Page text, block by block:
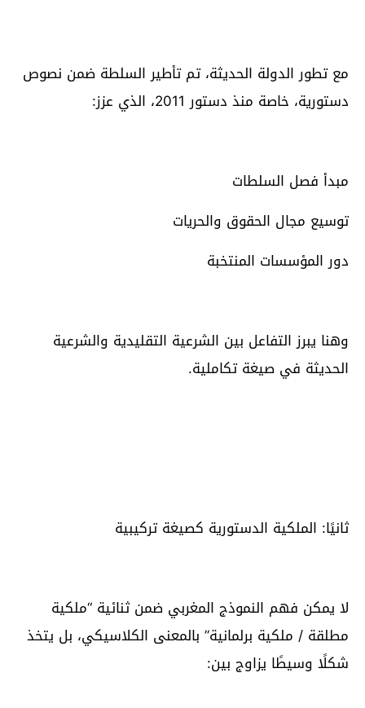
مع تطور الدولة الحديثة، تم تأطير السلطة ضمن نصوص
دستورية، خاصة منذ دستور 2011، الذي عزز:
مبدأ فصل السلطات
توسيع مجال الحقوق والحريات
دور المؤسسات المنتخبة
وهنا يبرز التفاعل بين الشرعية التقليدية والشرعية
الحديثة في صيغة تكاملية.
ثانيًا: الملكية الدستورية كصيغة تركيبية
لا يمكن فهم النموذج المغربي ضمن ثنائية “ملكية
مطلقة / ملكية برلمانية” بالمعنى الكلاسيكي، بل يتخذ
شكلًا وسيطًا يزاوج بين: